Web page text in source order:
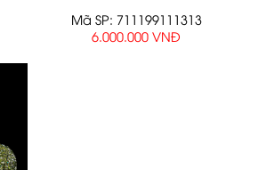
Mã SP: 711199111313
6.000.000 VNĐ